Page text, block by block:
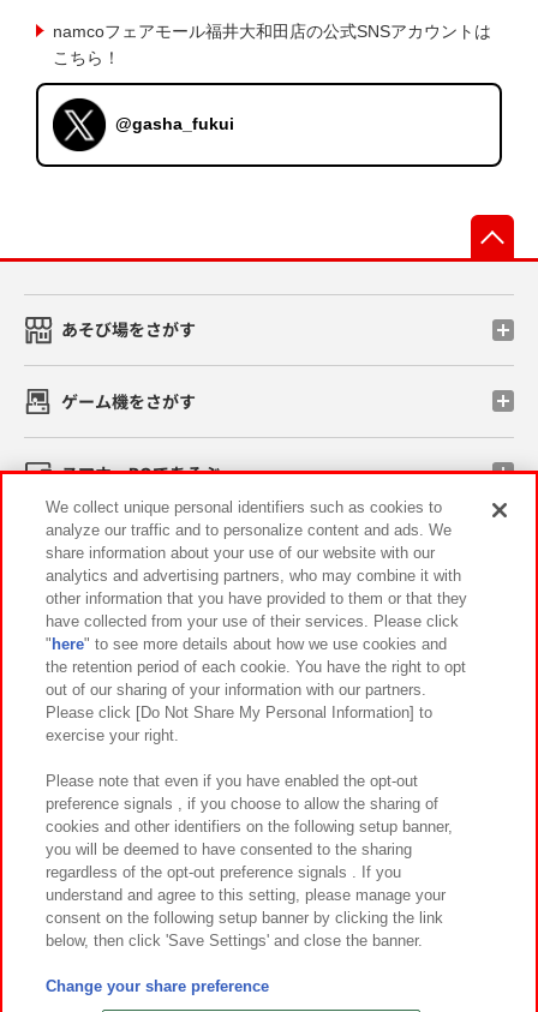
namcoフェアモール福井大和田店の公式SNSアカウントは
こちら！
@gasha_fukui
あそび場をさがす
ゲーム機をさがす
スマホ・PCであそぶ
イベント・キャンペーン
関連会社 サステナビリティ サイトポリシー
プライバシーポリシー ウェブアクセシビリティ方針と検証結果
お取引先さまとともに
カスタマーハラスメント対応方針 よくあるご質問・お問い合わせ
©Bandai Namco Amusement Inc.
©Bandai Namco Amusement Lab Inc.
We collect unique personal identifiers such as cookies to
analyze our traffic and to personalize content and ads. We
share information about your use of our website with our
analytics and advertising partners, who may combine it with
other information that you have provided to them or that they
have collected from your use of their services. Please click
" here" to see more details about how we use cookies and
the retention period of each cookie. You have the right to opt
out of our sharing of your information with our partners.
Please click [Do Not Share My Personal Information] to
exercise your right.
Please note that even if you have enabled the opt-out
preference signals , if you choose to allow the sharing of
cookies and other identifiers on the following setup banner,
you will be deemed to have consented to the sharing
regardless of the opt-out preference signals . If you
understand and agree to this setting, please manage your
consent on the following setup banner by clicking the link
below, then click 'Save Settings' and close the banner.
Change your share preference